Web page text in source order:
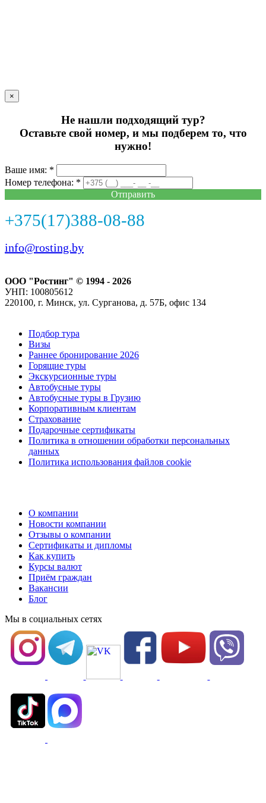
×
Не нашли подходящий тур?
Оставьте свой номер, и мы подберем то, что
нужно!
Ваше имя: *
Номер телефона: *
Отправить
+375(17)388-08-88
info@rosting.by
ООО "Ростинг" © 1994 - 2026
УНП: 100805612
220100, г. Минск, ул. Сурганова, д. 57Б, офис 134
Подбор тура
Визы
Раннее бронирование 2026
Горящие туры
Экскурсионные туры
Автобусные туры
Автобусные туры в Грузию
Корпоративным клиентам
Страхование
Подарочные сертификаты
Политика в отношении обработки персональных
данных
Политика использования файлов cookie
О компании
Новости компании
Отзывы о компании
Сертификаты и дипломы
Как купить
Курсы валют
Приём граждан
Вакансии
Блог
Мы в социальных сетях